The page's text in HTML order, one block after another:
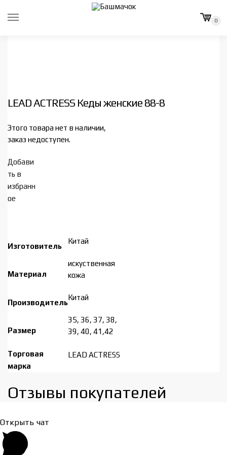
0
LEAD ACTRESS Кеды женские 88-8
Этого товара нет в наличии,
заказ недоступен.
Добави
ть в
избранн
ое
Изготовитель
Китай
Материал
искуственная
кожа
Производитель
Китай
Размер
35, 36, 37, 38,
39, 40, 41,42
Торговая
марка
LEAD ACTRESS
Отзывы покупателей​
Открыть чат